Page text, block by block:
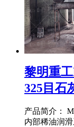
黎明重
325目石
产品简介：
内部稀油润